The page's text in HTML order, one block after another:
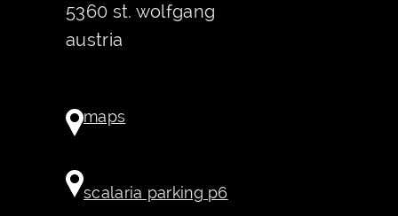
5360 st. wolfgang
austria
maps
scalaria parking p6